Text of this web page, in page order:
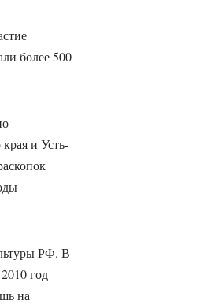
более 500
и Усть-
РФ. В
год
на